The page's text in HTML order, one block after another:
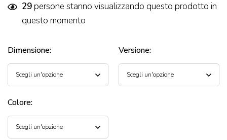
29persone stanno visualizzando questo prodotto in
questo momento
Dimensione: Versione:
Colore: